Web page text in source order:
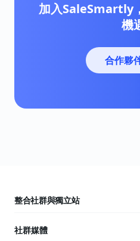
加入SaleSmartly
機
合作夥
整合社群與獨立站
社群媒體